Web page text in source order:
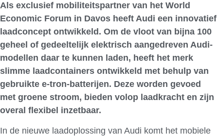
Als exclusief mobiliteitspartner van het World
Economic Forum in Davos heeft Audi een innovatief
laadconcept ontwikkeld. Om de vloot van bijna 100
geheel of gedeeltelijk elektrisch aangedreven Audi-
modellen daar te kunnen laden, heeft het merk
slimme laadcontainers ontwikkeld met behulp van
gebruikte e-tron-batterijen. Deze worden gevoed
met groene stroom, bieden volop laadkracht en zijn
overal flexibel inzetbaar.
In de nieuwe laadoplossing van Audi komt het mobiele